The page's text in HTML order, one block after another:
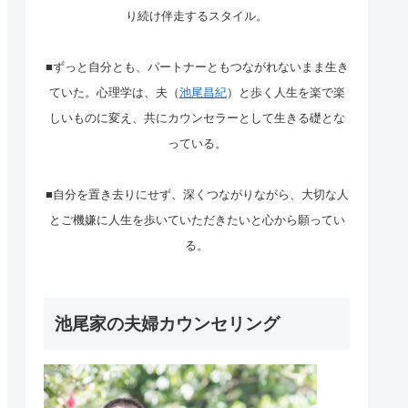
り続け伴走するスタイル。
■ずっと自分とも、パートナーともつながれないまま生き
ていた。心理学は、夫（池尾昌紀）と歩く人生を楽で楽
しいものに変え、共にカウンセラーとして生きる礎とな
っている。
■自分を置き去りにせず、深くつながりながら、大切な人
とご機嫌に人生を歩いていただきたいと心から願ってい
る。
池尾家の夫婦カウンセリング